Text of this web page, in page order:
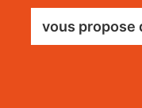
vous propose